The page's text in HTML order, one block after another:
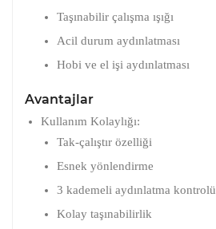
Taşınabilir çalışma ışığı
Acil durum aydınlatması
Hobi ve el işi aydınlatması
Avantajlar
Kullanım Kolaylığı:
Tak-çalıştır özelliği
Esnek yönlendirme
3 kademeli aydınlatma kontrolü
Kolay taşınabilirlik